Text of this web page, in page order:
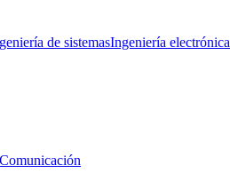
de sistemasIngeniería electrónica
Comunicación